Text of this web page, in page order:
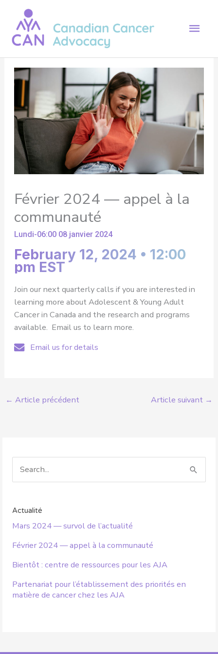
contenu
Février 2024 — appel à la
communauté
Lundi-06:00 08 janvier 2024
February 12, 2024 • 12:00
pm EST
Join our next quarterly calls if you are interested in
learning more about Adolescent & Young Adult
Cancer in Canada and the research and programs
available. Email us to learn more.
Email us for details
← Article précédent Article suivant →
e
r
c
h
r
Actualité
Mars 2024 — survol de l’actualité
Février 2024 — appel à la communauté
Bientôt : centre de ressources pour les AJA
Partenariat pour l’établissement des priorités en
matière de cancer chez les AJA